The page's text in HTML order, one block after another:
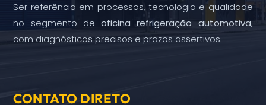
Ser referência em processos, tecnologia e qualidade
no segmento deoficina refrigeração automotiva,
com diagnósticos precisos e prazos assertivos.
CONTATO DIRETO